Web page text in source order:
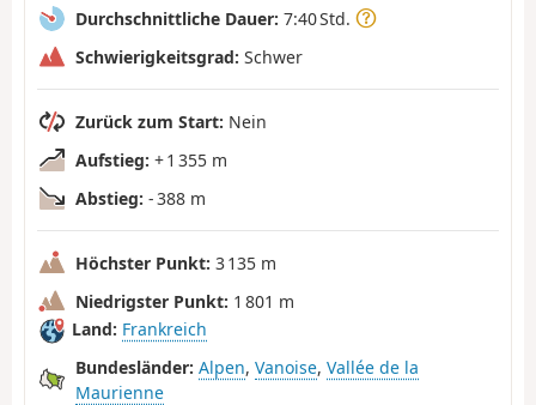
Durchschnittliche Dauer: 7:40 Std.
Schwierigkeitsgrad: Schwer
Zurück zum Start: Nein
Aufstieg: + 1 355 m
Abstieg: - 388 m
Höchster Punkt: 3 135 m
Niedrigster Punkt: 1 801 m
Land: Frankreich
Bundesländer: Alpen, Vanoise, Vallée de la
Maurienne